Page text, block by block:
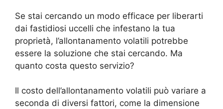
Se stai cercando un modo efficace per liberarti
dai fastidiosi uccelli che infestano la tua
proprietà, l’allontanamento volatili potrebbe
essere la soluzione che stai cercando. Ma
quanto costa questo servizio?
Il costo dell’allontanamento volatili può variare a
seconda di diversi fattori, come la dimensione